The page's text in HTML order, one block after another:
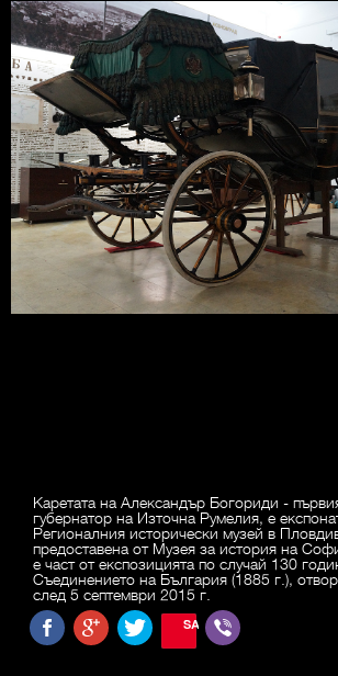
Каретата на Александър Богориди -
губернатор на Източна Румелия, е
Регионалния исторически музей в
предоставена от Музея за история на
е част от експозицията по случай 130
Съединението на България (1885 г.),
след 5 септември 2015 г.
SAVE